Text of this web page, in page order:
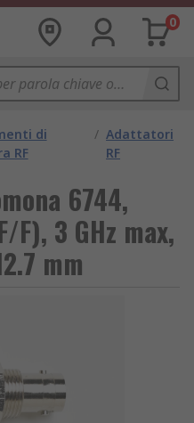
0
di
RF
/ Adattatori
RF
6744,
F), 3 GHz max,
mm